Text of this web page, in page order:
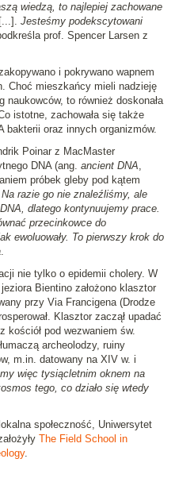
wiedzą, to najlepiej zachowane
[...]. Jesteśmy podekscytowani
prof. Spencer Larsen z
i pokrywano wapnem
Choć mieszkańcy mieli nadzieję
naukowców, to również doskonała
istotne, zachowała się także
bakterii oraz innych organizmów.
Poinar z MacMaster
DNA (ang. ancient DNA,
próbek gleby pod kątem
Na razie go nie znaleźliśmy, ale
dlatego kontynuujemy prace.
przecinkowce do
ewoluowały. To pierwszy krok do
.
nie tylko o epidemii cholery. W
Bientino założono klasztor
przy Via Francigena (Drodze
Klasztor zaczął upadać
kościół pod wezwaniem św.
archeolodzy, ruiny
m.in. datowany na XIV w. i
więc tysiącletnim oknem na
tego, co działo się wtedy
społeczność, Uniwersytet
The Field School in
.